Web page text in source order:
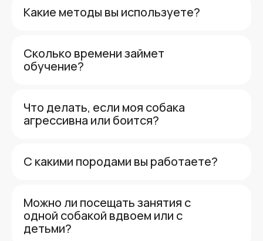
Какие методы вы используете?
Сколько времени займет
обучение?
Что делать, если моя собака
агрессивна или боится?
С какими породами вы работаете?
Можно ли посещать занятия с
одной собакой вдвоем или с
детьми?